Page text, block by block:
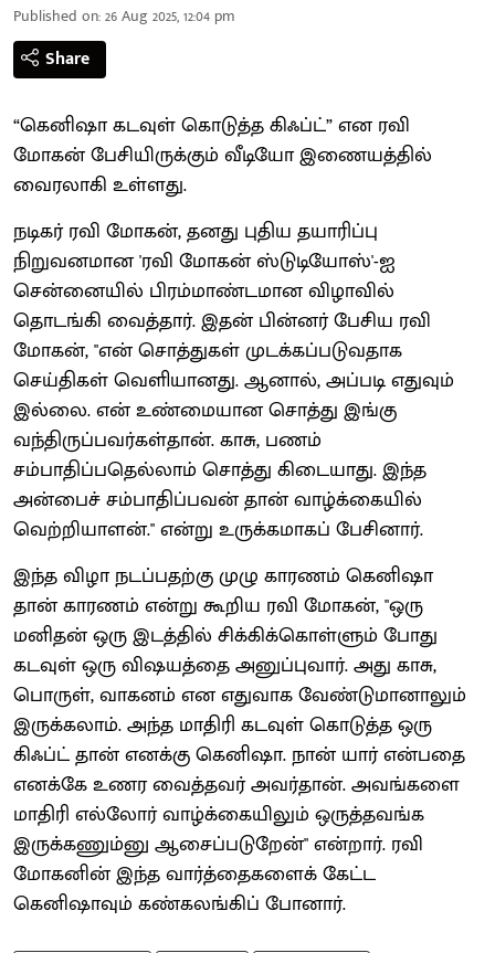
Published on:26 Aug 2025, 12:04 pm
Share
“கெனிஷா கடவுள் கொடுத்த கிஃப்ட்” என ரவி
மோகன் பேசியிருக்கும் வீடியோ இணையத்தில்
வைரலாகி உள்ளது.
நடிகர் ரவி மோகன், தனது புதிய தயாரிப்பு
நிறுவனமான 'ரவி மோகன் ஸ்டுடியோஸ்'-ஐ
சென்னையில் பிரம்மாண்டமான விழாவில்
தொடங்கி வைத்தார். இதன் பின்னர் பேசிய ரவி
மோகன், "என் சொத்துகள் முடக்கப்படுவதாக
செய்திகள் வெளியானது. ஆனால், அப்படி எதுவும்
இல்லை. என் உண்மையான சொத்து இங்கு
வந்திருப்பவர்கள்தான். காசு, பணம்
சம்பாதிப்பதெல்லாம் சொத்து கிடையாது. இந்த
அன்பைச் சம்பாதிப்பவன் தான் வாழ்க்கையில்
வெற்றியாளன்." என்று உருக்கமாகப் பேசினார்.
இந்த விழா நடப்பதற்கு முழு காரணம் கெனிஷா
தான் காரணம் என்று கூறிய ரவி மோகன், "ஒரு
மனிதன் ஒரு இடத்தில் சிக்கிக்கொள்ளும் போது
கடவுள் ஒரு விஷயத்தை அனுப்புவார். அது காசு,
பொருள், வாகனம் என எதுவாக வேண்டுமானாலும்
இருக்கலாம். அந்த மாதிரி கடவுள் கொடுத்த ஒரு
கிஃப்ட் தான் எனக்கு கெனிஷா. நான் யார் என்பதை
எனக்கே உணர வைத்தவர் அவர்தான். அவங்களை
மாதிரி எல்லோர் வாழ்க்கையிலும் ஒருத்தவங்க
இருக்கணும்னு ஆசைப்படுறேன்" என்றார். ரவி
மோகனின் இந்த வார்த்தைகளைக் கேட்ட
கெனிஷாவும் கண்கலங்கிப் போனார்.